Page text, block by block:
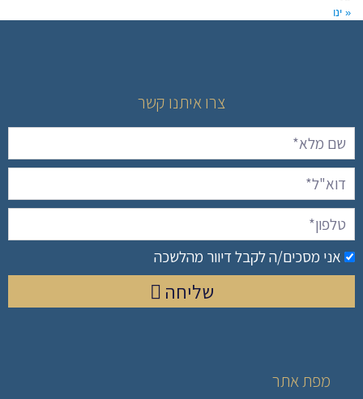
« ינו
צרו איתנו קשר
אני מסכים/ה לקבל דיוור מהלשכה
שליחה
מפת אתר